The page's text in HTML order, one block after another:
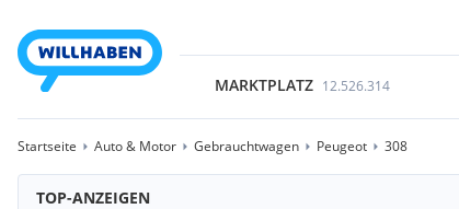
MARKTPLATZ 12.526.314
Startseite Auto & Motor Gebrauchtwagen Peugeot 308
TOP-ANZEIGEN